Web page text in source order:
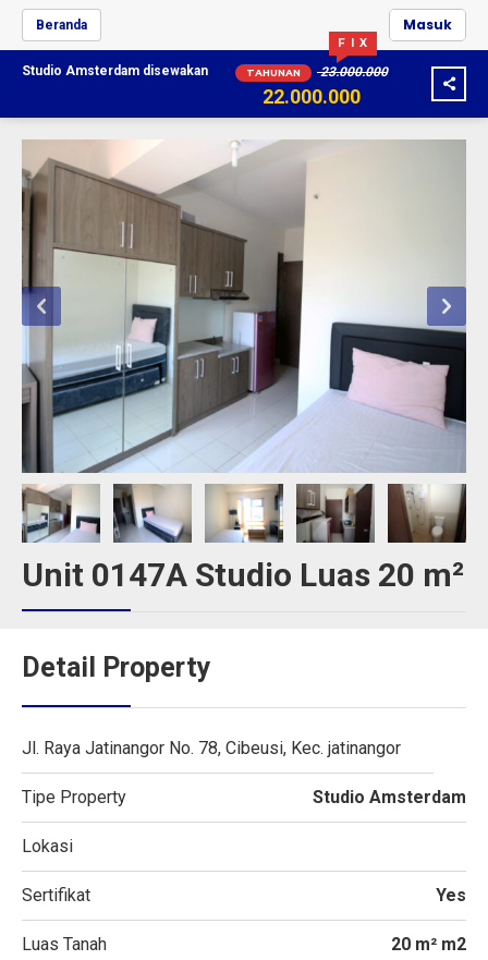
Beranda Masuk
Studio Amsterdam disewakan
F I X
TAHUNAN 23.000.000
22.000.000
Unit 0147A Studio Luas 20 m²
Detail Property
Jl. Raya Jatinangor No. 78, Cibeusi, Kec. jatinangor
Tipe Property Studio Amsterdam
Lokasi
Sertifikat Yes
Luas Tanah 20 m² m2